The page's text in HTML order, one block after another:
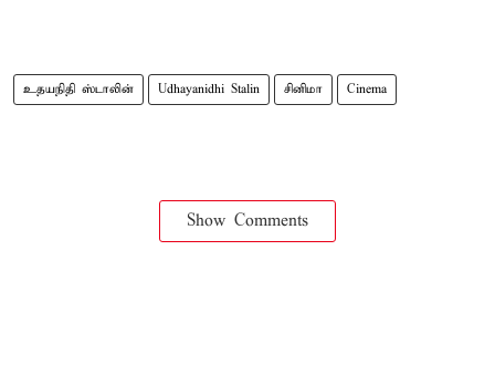
உதயநிதி ஸ்டாலின் Udhayanidhi Stalin சினிமா Cinema
Show Comments